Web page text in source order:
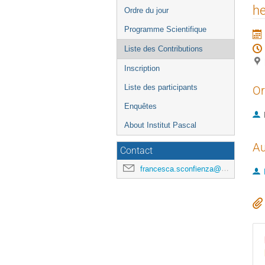
de
Ordre du jour
Programme Scientifique
Liste des Contributions
Inscription
Liste des participants
Enquêtes
About Institut Pascal
Contact
francesca.sconfienza@universite-paris-saclay.fr